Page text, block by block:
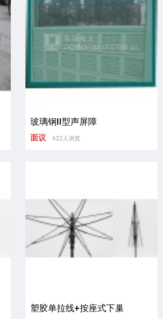
玻璃钢II型声屏障
面议 622人浏览
塑胶单拉线+按座式下巢